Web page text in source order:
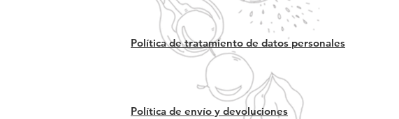
Política de tratamiento de datos personales
Política de envío y devoluciones